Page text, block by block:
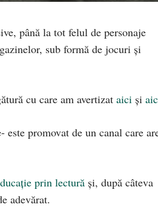
până la tot felul de personaje
sub formă de jocuri și
cu care am avertizat aici și
promovat de un canal care
prin lectură și, după câteva
adevărat.